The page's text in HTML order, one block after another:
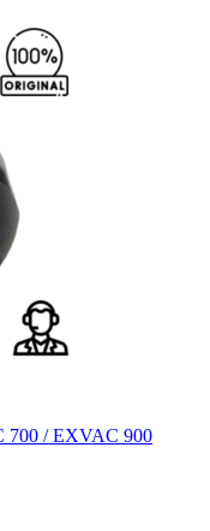
700 / EXVAC 900